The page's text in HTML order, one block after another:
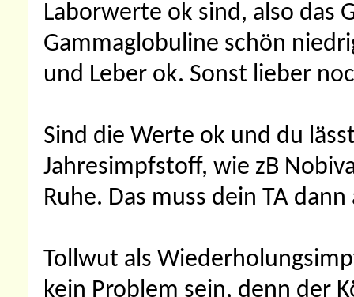
Laborwerte ok sind, also das
Gammaglobuline schön
und Leber ok. Sonst lieber
Sind die Werte ok und du
Jahresimpfstoff, wie zB
Ruhe. Das muss dein TA
Tollwut als
kein Problem sein, denn der